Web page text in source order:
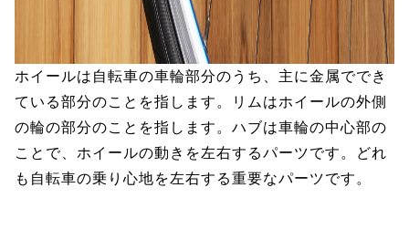
ホイールは自転車の車輪部分のうち、主に金属ででき
ている部分のことを指します。リムはホイールの外側
の輪の部分のことを指します。ハブは車輪の中心部の
ことで、ホイールの動きを左右するパーツです。どれ
も自転車の乗り心地を左右する重要なパーツです。